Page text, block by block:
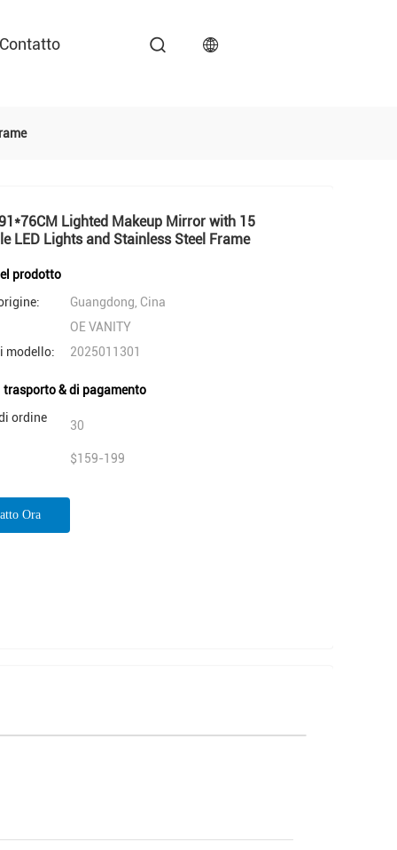
Contatto
Lighted Makeup Mirror with 15
LED Lights and Stainless Steel Frame
prodotto
Guangdong, Cina
OE VANITY
modello:
2025011301
trasporto & di pagamento
ordine
30
$159-199
Ora